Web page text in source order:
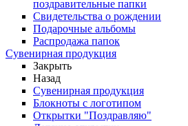
поздравительные папки
Свидетельства о рождении
Подарочные альбомы
Распродажа папок
Сувенирная продукция
Закрыть
Назад
Сувенирная продукция
Блокноты с логотипом
Открытки "Поздравляю"